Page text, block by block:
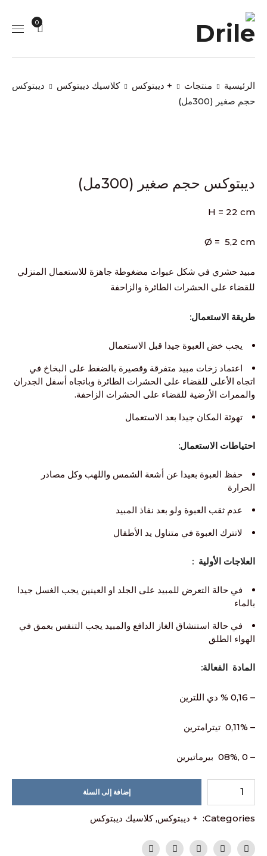
0
الرئيسية منتجات + ديبتوكس كلاسيك ديبتوكس
ديبتوكس
حجم صغير (300مل)
ديبتوكس حجم صغير (300مل)
H = 22 cm
Ø = 5,2 cm
مبيد حشري في شكل عبوات مضغوطة جاهزة للاستعمال المنزلي
للقضاء على الحشرات الطائرة والزاحفة
طريقة الاستعمال:
يجب خض العبوة جيدا قبل الاستعمال
اعتماد زخات مبيد متفرقة وقصيرة بالضغط على البخاخ في
اتجاه الأعلى للقضاء على الحشرات الطائرة وباتجاه أسفل الجدران
والممرات الأرضية للقضاء على الحشرات الزاحفة.
تهوئة المكان جيدا بعد الاستعمال
احتياطات الاستعمال:
حفظ العبوة بعيدا عن أشعة الشمس واللهب وكل مصادر
الحرارة
عدم ثقب العبوة ولو بعد نفاذ المبيد
لاتترك العبوة في متناول يد الأطفال
العلاجات الأولية :
في حالة التعرض للمبيد على الجلد او العينين يجب الغسل جيدا
بالماء
في حالة استنشاق الغاز الدافع والمبيد يجب التنفس بعمق في
الهواء الطلق
المادة الفعالة:
– 0,16 % دي اللترين
– 0,11% تيترامترين
– 0 ,08% بيرماتيرين
إضافة إلى السلة
Categories: + ديبتوكس,كلاسيك ديبتوكس